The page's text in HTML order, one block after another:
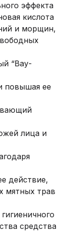
эффекта
кислота
и морщин,
“Вау-
повышая ее
лица и
действие,
мятных трав
средства